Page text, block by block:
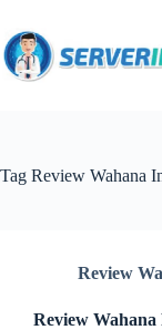
Tag Review Wahana
Review
Review Wahana